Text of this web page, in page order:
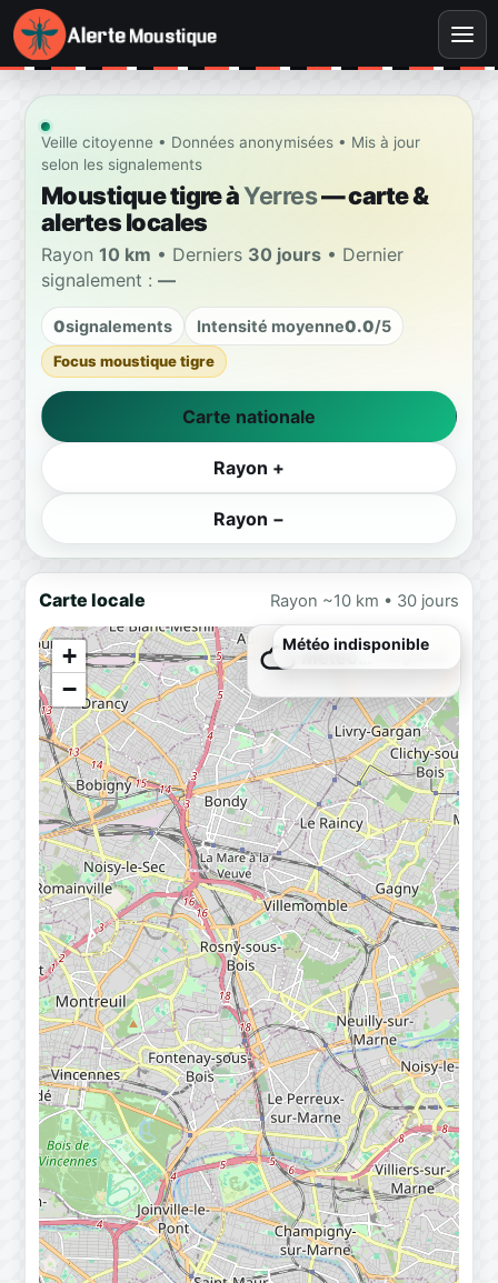
Veille citoyenne • Données anonymisées • Mis à jour
selon les signalements
Moustique tigre àYerres— carte &
alertes locales
Rayon 10 km • Derniers 30 jours • Dernier
signalement : —
0signalements Intensité moyenne0.0/5
Focus moustique tigre
Carte nationale
Rayon +
Rayon −
Carte locale Rayon ~10 km • 30 jours
+
−
Météo…Chargement
Météo indisponible